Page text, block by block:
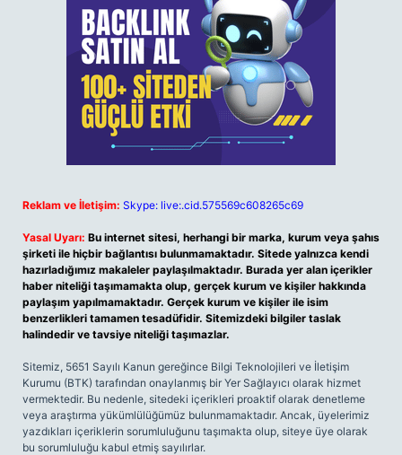
Reklam ve İletişim: Skype: live:.cid.575569c608265c69
Yasal Uyarı: Bu internet sitesi, herhangi bir marka, kurum veya şahıs
şirketi ile hiçbir bağlantısı bulunmamaktadır. Sitede yalnızca kendi
hazırladığımız makaleler paylaşılmaktadır. Burada yer alan içerikler
haber niteliği taşımamakta olup, gerçek kurum ve kişiler hakkında
paylaşım yapılmamaktadır. Gerçek kurum ve kişiler ile isim
benzerlikleri tamamen tesadüfidir. Sitemizdeki bilgiler taslak
halindedir ve tavsiye niteliği taşımazlar.
Sitemiz, 5651 Sayılı Kanun gereğince Bilgi Teknolojileri ve İletişim
Kurumu (BTK) tarafından onaylanmış bir Yer Sağlayıcı olarak hizmet
vermektedir. Bu nedenle, sitedeki içerikleri proaktif olarak denetleme
veya araştırma yükümlülüğümüz bulunmamaktadır. Ancak, üyelerimiz
yazdıkları içeriklerin sorumluluğunu taşımakta olup, siteye üye olarak
bu sorumluluğu kabul etmiş sayılırlar.